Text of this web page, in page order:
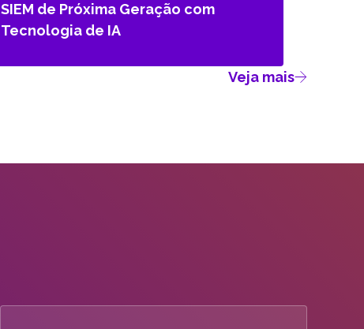
SIEM de Próxima Geração com
Tecnologia de IA
Veja mais